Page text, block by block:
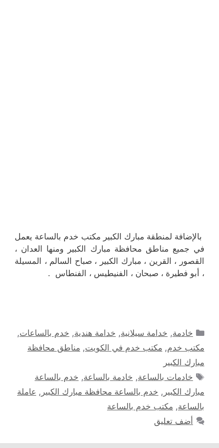
بالإضافة لمنطقة مبارك الكبير مكتب خدم بالساعة يعمل
في جميع مناطق محافظة مبارك الكبير ومنها العدان ،
القصور ، القرين ، مبارك الكبير ، صباح السالم ، المسيلة
، أبو فطيرة ، صبحان ، الفنيطيس ، الفنطاس .
التصنيفات
خادمة, خدامة سيلانية, خدامة هندية, خدم بالساعات,
مكتب خدم, مكتب خدم في الكويت, مناطق محافظة
مبارك الكبير
الوسوم
خادمات بالساعة, خادمة بالساعة, خدم بالساعة
مبارك الكبير , خدم بالساعة محافظة مبارك الكبير , عاملة
بالساعة, مكتب خدم بالساعة
أضف تعليق